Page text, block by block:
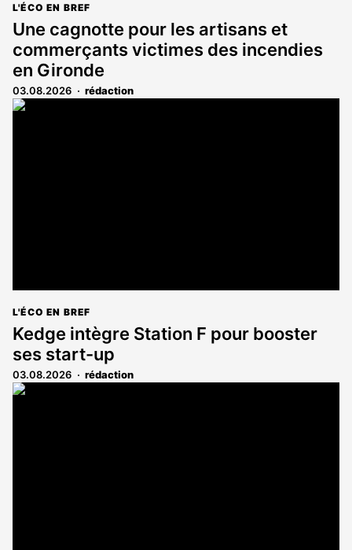
L'ÉCO EN BREF
Une cagnotte pour les artisans et
commerçants victimes des incendies
en Gironde
03.08.2026 rédaction
L'ÉCO EN BREF
Kedge intègre Station F pour booster
ses start-up
03.08.2026 rédaction